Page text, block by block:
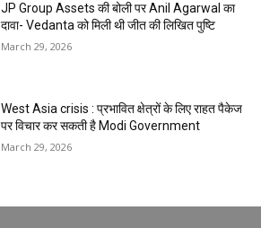
JP Group Assets की बोली पर Anil Agarwal का
दावा- Vedanta को मिली थी जीत की लिखित पुष्टि
March 29, 2026
West Asia crisis : प्रभावित क्षेत्रों के लिए राहत पैकेज
पर विचार कर सकती है Modi Government
March 29, 2026